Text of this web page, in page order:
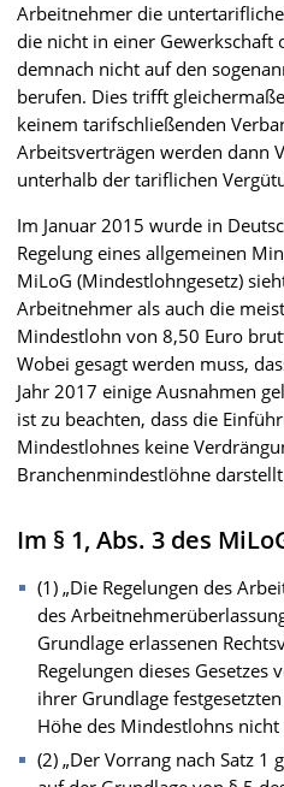
Arbeitnehmer die
die nicht in einer Gewerkschaft
demnach nicht auf den
berufen. Dies trifft
keinem tarifschließenden
Arbeitsverträgen werden dann
unterhalb der tariflichen
Im Januar 2015 wurde in
Regelung eines allgemeinen
MiLoG (Mindestlohngesetz)
Arbeitnehmer als auch die
Mindestlohn von 8,50 Euro
Wobei gesagt werden muss,
Jahr 2017 einige Ausnahmen
ist zu beachten, dass die
Mindestlohnes keine
Branchenmindestlöhne
Im § 1, Abs. 3 des
(1) „Die Regelungen des
des
Grundlage erlassenen
Regelungen dieses
ihrer Grundlage
Höhe des Mindestlohns
(2) „Der Vorrang nach Satz